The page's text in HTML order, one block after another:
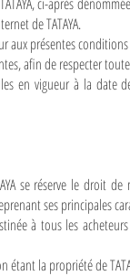
de TATAYA.
aux présentes
afin de respecter
en vigueur à la date
se réserve le droit
ses principales
à tous les
étant la propriété de